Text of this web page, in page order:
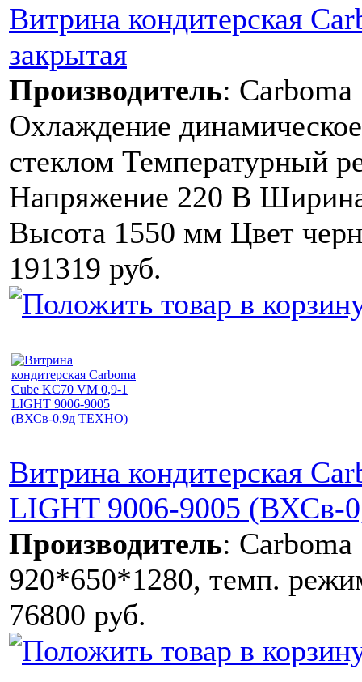
Витрина кондитерская
закрытая
Производитель: Carboma
Охлаждение
стеклом Температурный
Напряжение 220 В
Высота 1550 мм Цвет
191319 руб.
Витрина кондитерская
LIGHT 9006-9005
Производитель: Carboma
920*650*1280, темп.
76800 руб.